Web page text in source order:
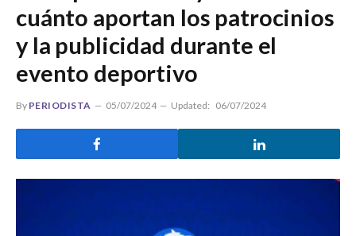
cuánto aportan los patrocinios
y la publicidad durante el
evento deportivo
By PERIODISTA 05/07/2024 Updated: 06/07/2024